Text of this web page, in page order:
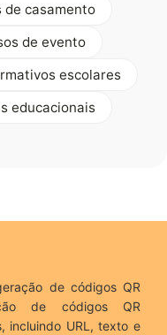
de casamento
de evento
escolares
educacionais
de códigos QR
de códigos QR
incluindo URL, texto e